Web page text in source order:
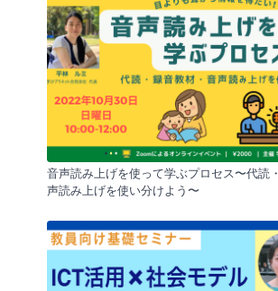
音声読み上げを使って学ぶプロセス〜代読
声読み上げを使い分けよう〜